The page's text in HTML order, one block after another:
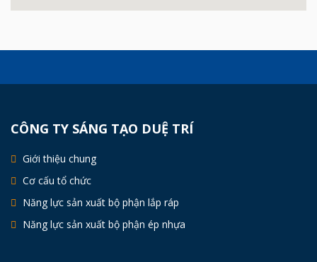
CÔNG TY SÁNG TẠO DUỆ TRÍ
Giới thiệu chung
Cơ cấu tổ chức
Năng lực sản xuất bộ phận lắp ráp
Năng lực sản xuất bộ phận ép nhựa